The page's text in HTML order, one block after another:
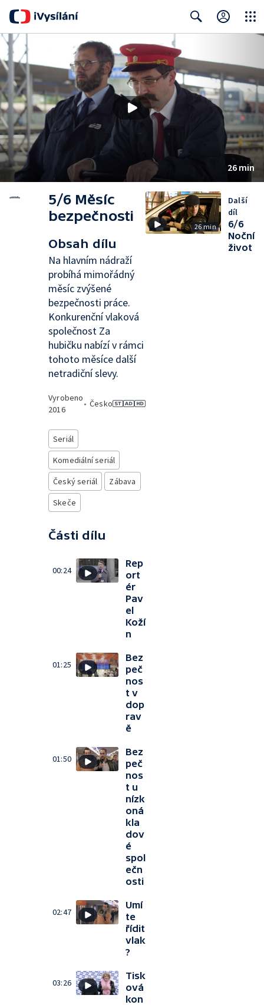
26 min
5/6 Měsíc
bezpečnosti
Obsah dílu
Na hlavním nádraží
probíhá mimořádný
měsíc zvýšené
bezpečnosti práce.
Konkurenční vlaková
společnost Za
hubičku nabízí v rámci
tohoto měsíce další
netradiční slevy.
Vyrobeno
2016
• Česko
Seriál
Komediální seriál
Český seriál
Zábava
Skeče
Části dílu
00:24
Rep
ort
ér
Pav
el
Koží
n
01:25
Bez
peč
nos
t v
dop
rav
ě
01:50
Bez
peč
nos
t u
nízk
oná
kla
dov
é
spol
ečn
osti
02:47
Umí
te
řídit
vlak
?
03:26
Tisk
ová
kon
26 min
Další
díl
6/6
Noční
život